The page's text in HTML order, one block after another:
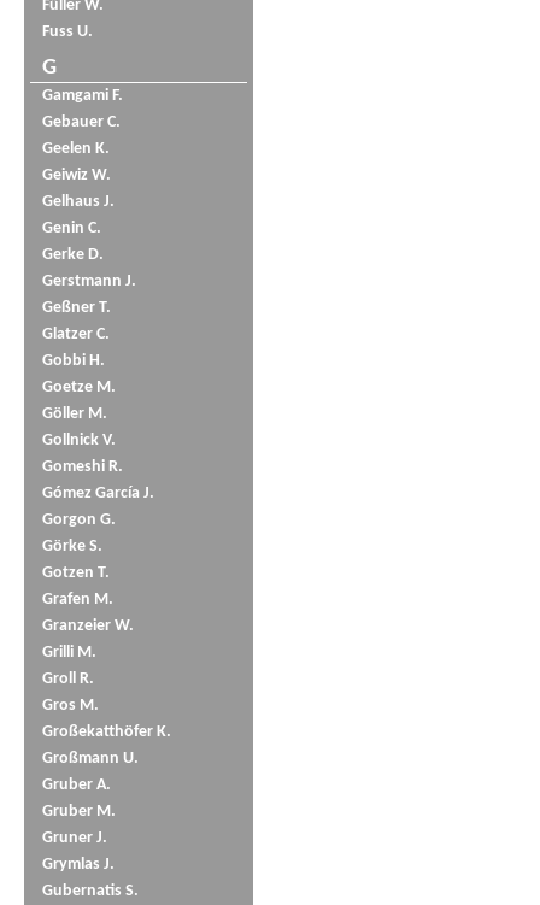
Füller W.
Fuss U.
G
Gamgami F.
Gebauer C.
Geelen K.
Geiwiz W.
Gelhaus J.
Genin C.
Gerke D.
Gerstmann J.
Geßner T.
Glatzer C.
Gobbi H.
Goetze M.
Göller M.
Gollnick V.
Gomeshi R.
Gómez García J.
Gorgon G.
Görke S.
Gotzen T.
Grafen M.
Granzeier W.
Grilli M.
Groll R.
Gros M.
Großekatthöfer K.
Großmann U.
Gruber A.
Gruber M.
Gruner J.
Grymlas J.
Gubernatis S.